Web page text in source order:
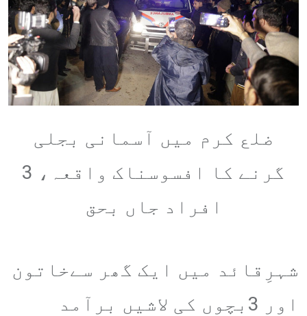
ضلع کرم میں آسمانی بجلی
گرنے کا افسوسناک واقعہ، 3
افراد جاں بحق
شہرِقائد میں ایک گھر سےخاتون
اور 3بچوں کی لاشیں برآمد